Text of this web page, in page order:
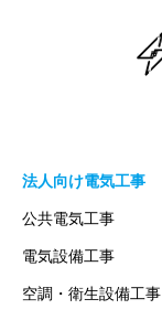
法人向け電気工事
公共電気工事
電気設備工事
空調・衛生設備工事